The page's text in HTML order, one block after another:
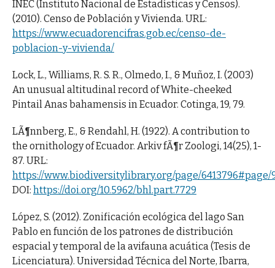
INEC (Instituto Nacional de Estadísticas y Censos).
(2010). Censo de Población y Vivienda. URL:
https://www.ecuadorencifras.gob.ec/censo-de-
poblacion-y-vivienda/
Lock, L., Williams, R. S. R., Olmedo, I., & Muñoz, I. (2003)
An unusual altitudinal record of White-cheeked
Pintail Anas bahamensis in Ecuador. Cotinga, 19, 79.
LÃ¶nnberg, E., & Rendahl, H. (1922). A contribution to
the ornithology of Ecuador. Arkiv fÃ¶r Zoologi, 14(25), 1-
87. URL:
https://www.biodiversitylibrary.org/page/6413796#page/
DOI: https://doi.org/10.5962/bhl.part.7729
López, S. (2012). Zonificación ecológica del lago San
Pablo en función de los patrones de distribución
espacial y temporal de la avifauna acuática (Tesis de
Licenciatura). Universidad Técnica del Norte, Ibarra,